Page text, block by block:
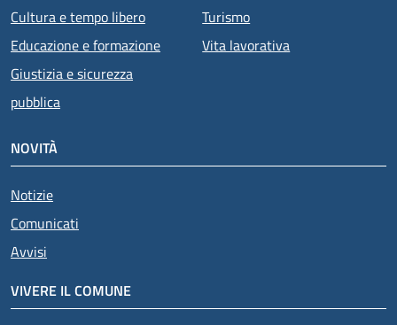
Cultura e tempo libero
Educazione e formazione
Giustizia e sicurezza
pubblica
Turismo
Vita lavorativa
NOVITÀ
Notizie
Comunicati
Avvisi
VIVERE IL COMUNE